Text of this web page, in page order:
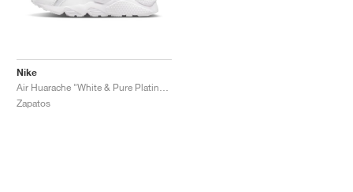
Nike
Air Huarache "White & Pure Platinum"
Zapatos